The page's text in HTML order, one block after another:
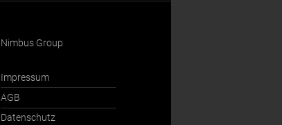
Nimbus Group
Impressum
AGB
Datenschutz